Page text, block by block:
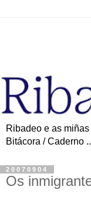
Ribadeo e as
Bitácora / Caderno
20070904
Os